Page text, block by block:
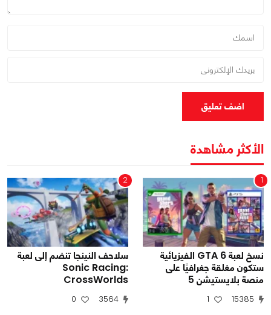
اضف تعليق
الأكثر مشاهدة
1
نسخ لعبة GTA 6 الفيزيائية
ستكون مغلقة جغرافيًا على
منصة بلايستيشن 5
15385
1
2
سلاحف النينجا تنضم إلى لعبة
Sonic Racing:
CrossWorlds
3564
0